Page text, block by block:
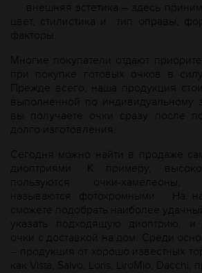
внешняя эстетика – здесь
цвет, стилистика и
тип оправы,
факторы.
Многие покупатели отдают
при покупке готовых очков в силу
Прежде всего, наша продукция
выполненной по индивидуальному
вы получаете очки сразу после
долго изготовления.
Сегодня можно найти в продаже
диоптриями. К примеру,
пользуются очки-
называются фотохромными.
На
сможете подобрать наиболее
указать подходящую диоптрию, и
очки с доставкой на дом. Среди
– продукция от хорошо известных
как Vista, Salvo Loris LiroMio Dacchi ,